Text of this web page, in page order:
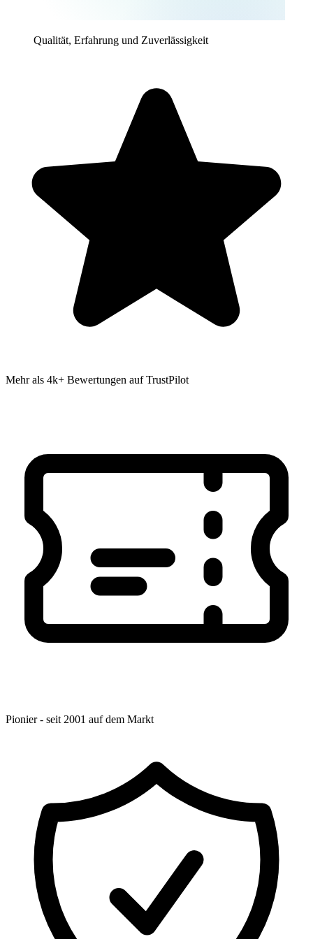
Qualität, Erfahrung und Zuverlässigkeit
Mehr als 4k+ Bewertungen auf TrustPilot
Pionier - seit 2001 auf dem Markt